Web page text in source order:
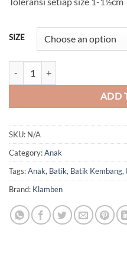
SIZE
ADD
SKU: N/A
Category:Anak
Tags:Anak, Batik, Batik Kembang,
Brand: Klamben